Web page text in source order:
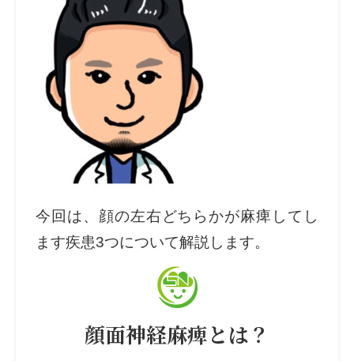
今回は、顔の左右どちらかが麻痺してし
ます疾患3つについて解説します。
顔面神経麻痺とは？